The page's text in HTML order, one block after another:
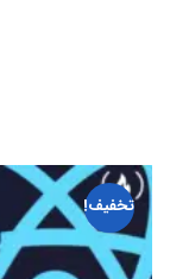
تخفیف!